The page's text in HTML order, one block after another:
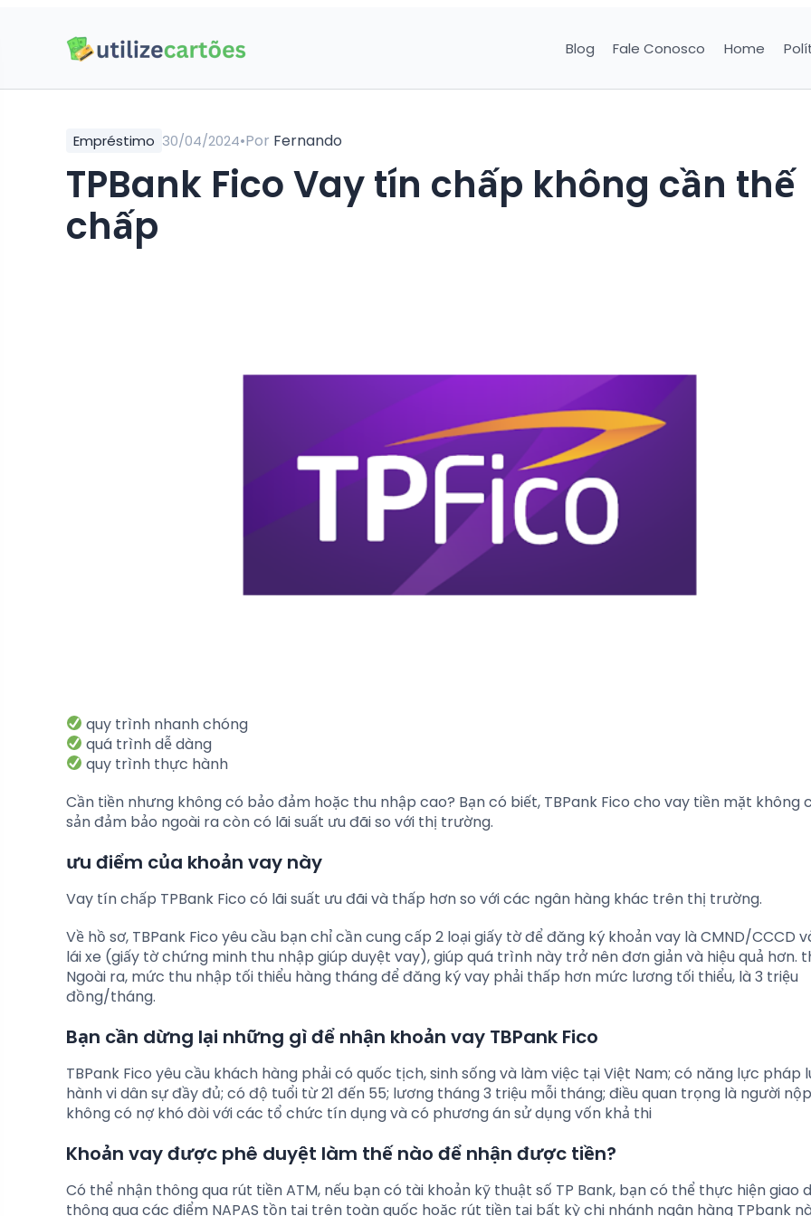
Blog Fale Conosco Home
Empréstimo 30/04/2024•Por Fernando
TPBank Fico Vay tín chấp không cần thế
chấp
quy trình nhanh chóng
quá trình dễ dàng
quy trình thực hành
Cần tiền nhưng không có bảo đảm hoặc thu nhập cao? Bạn có biết, TBPank Fico cho vay tiền mặt không
sản đảm bảo ngoài ra còn có lãi suất ưu đãi so với thị trường.
ưu điểm của khoản vay này
Vay tín chấp TPBank Fico có lãi suất ưu đãi và thấp hơn so với các ngân hàng khác trên thị trường.
Về hồ sơ, TBPank Fico yêu cầu bạn chỉ cần cung cấp 2 loại giấy tờ để đăng ký khoản vay là CMND/CCCD
lái xe (giấy tờ chứng minh thu nhập giúp duyệt vay), giúp quá trình này trở nên đơn giản và hiệu quả hơn.
Ngoài ra, mức thu nhập tối thiểu hàng tháng để đăng ký vay phải thấp hơn mức lương tối thiểu, là 3 triệu
đồng/tháng.
Bạn cần dừng lại những gì để nhận khoản vay TBPank Fico
TBPank Fico yêu cầu khách hàng phải có quốc tịch, sinh sống và làm việc tại Việt Nam; có năng lực pháp
hành vi dân sự đầy đủ; có độ tuổi từ 21 đến 55; lương tháng 3 triệu mỗi tháng; điều quan trọng là người
không có nợ khó đòi với các tổ chức tín dụng và có phương án sử dụng vốn khả thi
Khoản vay được phê duyệt làm thế nào để nhận được tiền?
Có thể nhận thông qua rút tiền ATM, nếu bạn có tài khoản kỹ thuật số TP Bank, bạn có thể thực hiện giao
thông qua các điểm NAPAS tồn tại trên toàn quốc hoặc rút tiền tại bất kỳ chi nhánh ngân hàng TPbank